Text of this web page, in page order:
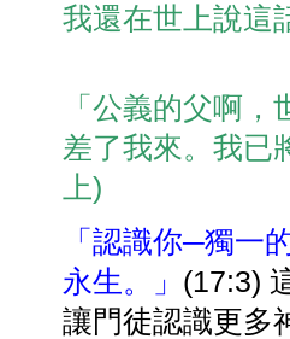
我還在世上說這
「公義的父啊
差了我來。我已
上)
「認識你─獨一
永生。」 (17:3)
讓門徒認識更多